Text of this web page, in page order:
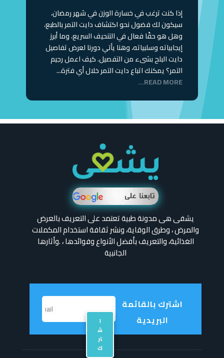
إذا كنت ترغب في خسارة الوزن في شهر رمضان،
سيكون لك فضول نحو اكتشاف دايت التمر بالطبع،
وهل هو حقًا فعال في التنحيف السريع، وما أبرز
إيجابياته وسلبياته، وهنا يأتي دورنا لعرض تفاصيل
دايت البلح بشىء من التفصيل. كيف اعمل رجيم
التمر؟ يمكنك اتباع دايت التمر خلال أي فترة...
READ MORE...
اشترك بالقائمة
البريدية
ا
ش
تر
ك
يشفى هى مدونة طبية تعتمد على التعريف بالعرض
والمرض ، وطرق الوقاية، ونشر ثقافة استخدام المكملات
الغذائية، والتعريف بأفضل الأنواع وفوائدها ، .وأثارها
الجانبية